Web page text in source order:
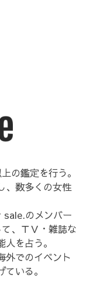
の鑑定を行う。
、数多くの女性
のメンバー
、ＴＶ・雑誌な
を占う。
外でのイベント
いる。